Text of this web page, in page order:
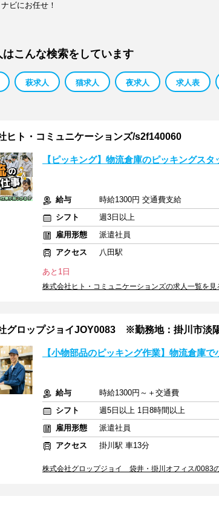
ビにお任せ！
はこんな検索をしています
萩求人 猫求人 夜求人 求人表
ヒト・コミュニケーションズ/s2f140060
【ピッキング】物流倉庫のピッキングスタ
給与
時給1300円 交通費支給
シフト
週3日以上
雇用形態
派遣社員
アクセス
八田駅
あと1日
株式会社ヒト・コミュニケーションズの求人一覧を見
グロップジョイJOY0083 ※勤務地：掛川市淡
【小物部品のピッキング作業】物流倉庫
給与
時給1300円～＋交通費
シフト
週5日以上 1日8時間以上
雇用形態
派遣社員
アクセス
掛川駅 車13分
株式会社グロップジョイ 袋井・掛川オフィス/0083